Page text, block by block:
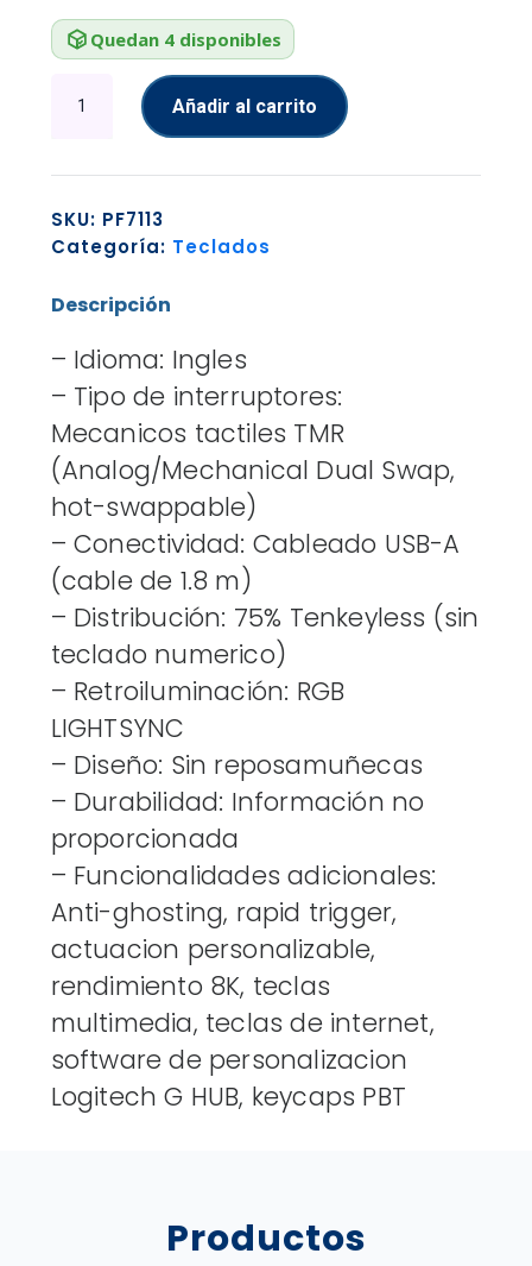
Quedan 4 disponibles
GAMING
X
75
USB
SWITCHES
TMR
TACTIL
920-
013948
BLANCO
cantidad
Añadir al carrito
SKU: PF7113
Categoría: Teclados
Descripción
– Idioma: Ingles
– Tipo de interruptores:
Mecanicos tactiles TMR
(Analog/Mechanical Dual Swap,
hot-swappable)
– Conectividad: Cableado USB-A
(cable de 1.8 m)
– Distribución: 75% Tenkeyless (sin
teclado numerico)
– Retroiluminación: RGB
LIGHTSYNC
– Diseño: Sin reposamuñecas
– Durabilidad: Información no
proporcionada
– Funcionalidades adicionales:
Anti-ghosting, rapid trigger,
actuacion personalizable,
rendimiento 8K, teclas
multimedia, teclas de internet,
software de personalizacion
Logitech G HUB, keycaps PBT
Productos